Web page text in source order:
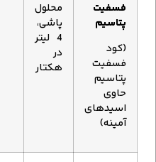
فسفیت
پتاسیم
(کود
فسفیت
پتاسیم
حاوی
اسیدهای
آمینه)
محلول
پاشی،
4 لیتر
در
هکتار